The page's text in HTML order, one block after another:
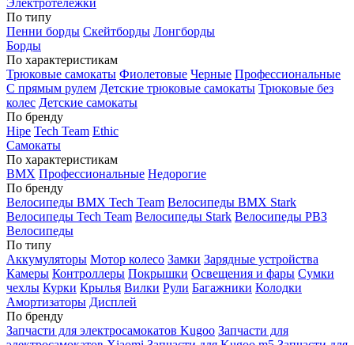
Электротележки
По типу
Пенни борды Скейтборды Лонгборды
Борды
По характеристикам
Трюковые самокаты Фиолетовые Черные Профессиональные
С прямым рулем Детские трюковые самокаты Трюковые без
колес Детские самокаты
По бренду
Hipe Tech Team Ethic
Самокаты
По характеристикам
BMX Профессиональные Недорогие
По бренду
Велосипеды BMX Tech Team Велосипеды BMX Stark
Велосипеды Tech Team Велосипеды Stark Велосипеды РВЗ
Велосипеды
По типу
Аккумуляторы Мотор колесо Замки Зарядные устройства
Камеры Контроллеры Покрышки Освещения и фары Сумки
чехлы Курки Крылья Вилки Рули Багажники Колодки
Амортизаторы Дисплей
По бренду
Запчасти для электросамокатов Kugoo Запчасти для